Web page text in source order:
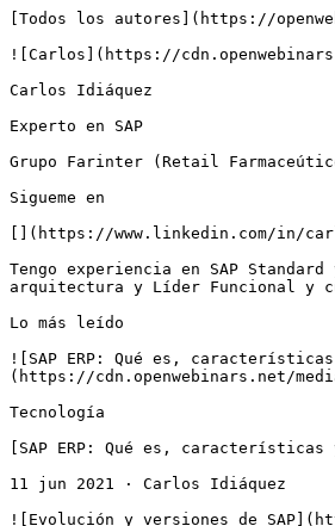
[Todos los autores](https://
![Carlos](https://
Carlos Idiáquez
Experto en SAP
Grupo Farinter (Retail
Sigueme en
[](https://www.linkedin.com/in/
Tengo experiencia en SAP
arquitectura y Líder Funcional y
Lo más leído
![SAP ERP: Qué es,
(https://cdn.openwebinars.net/media/
Tecnología
[SAP ERP: Qué es,
11 jun 2021 · Carlos Idiáquez
![Evolución y versiones de